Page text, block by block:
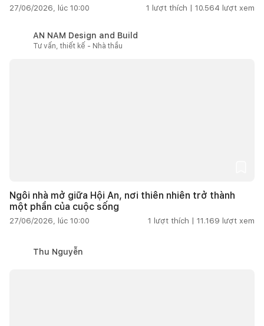
27/06/2026, lúc 10:00 1 lượt thích | 10.564 lượt xem
AN NAM Design and Build
Tư vấn, thiết kế - Nhà thầu
Ngôi nhà mở giữa Hội An, nơi thiên nhiên trở thành
một phần của cuộc sống
27/06/2026, lúc 10:00 1 lượt thích | 11.169 lượt xem
Thu Nguyễn